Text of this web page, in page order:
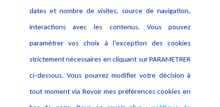
dates et nombre de visites, source de navigation,
interactions avec les contenus. Vous pouvez
paramétrer vos choix à l’exception des cookies
strictement nécessaires en cliquant sur PARAMETRER
ci-dessous. Vous pourrez modifier votre décision à
tout moment via Revoir mes préférences cookies en